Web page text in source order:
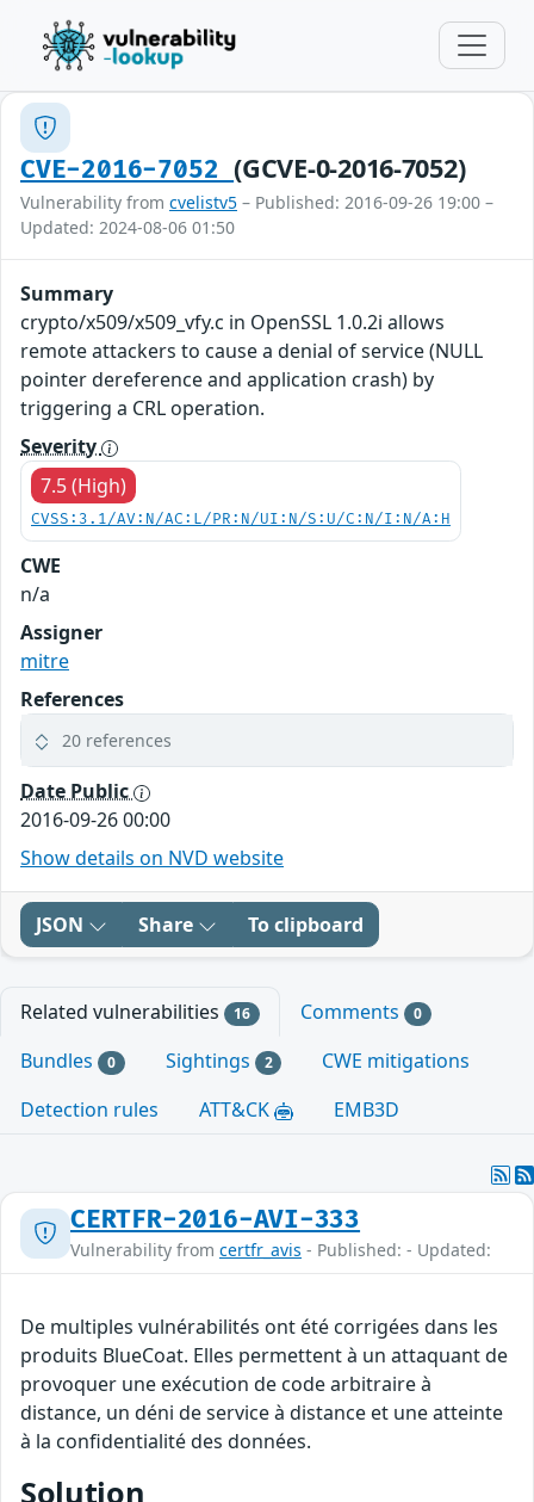
CVE-2016-7052(GCVE-0-2016-7052)
Vulnerability from cvelistv5 – Published: 2016-09-26 19:00 –
Updated: 2024-08-06 01:50
Summary
crypto/x509/x509_vfy.c in OpenSSL 1.0.2i allows
remote attackers to cause a denial of service (NULL
pointer dereference and application crash) by
triggering a CRL operation.
Severity
7.5 (High)
CVSS:3.1/AV:N/AC:L/PR:N/UI:N/S:U/C:N/I:N/A:H
CWE
n/a
Assigner
mitre
References
20 references
Date Public
2016-09-26 00:00
Show details on NVD website
JSON Share To clipboard
Related vulnerabilities 16 Comments 0
Bundles 0 Sightings 2
CWE mitigations
Detection rules
ATT&CK EMB3D
CERTFR-2016-AVI-333
Vulnerability from certfr_avis - Published: - Updated:
De multiples vulnérabilités ont été corrigées dans les
produits BlueCoat. Elles permettent à un attaquant de
provoquer une exécution de code arbitraire à
distance, un déni de service à distance et une atteinte
à la confidentialité des données.
Solution